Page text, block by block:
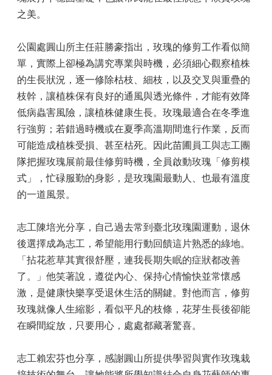
之美。
公園處圓山所主任莊勝豪指出，玫瑰的修剪工作看似簡
單，實際上卻極為講究專業與時機，必須細心觀察植株
的生長狀況，逐一修除枯枝、細枝，以及交叉與重疊的
枝幹，讓植株保有良好的通風與透光條件，才能有效降
低病蟲害風險，讓植株健康生長。玫瑰最適合在冬季進
行強剪；若錯過時機或在夏季高溫期間進行作業，反而
可能造成植株受損、甚至枯死。因此苗圃員工與志工團
隊把握玫瑰展前最佳修剪時機，全員啟動玫瑰「修剪模
式」，忙碌服勤的身影，是玫瑰園最動人、也最有溫度
的一道風景。
志工陳培光分享，自己過去常到臺北玫瑰園運動，退休
後選擇成為志工，希望能用行動回饋這片熟悉的綠地。
「拈花惹草其實很舒壓，連我長期失眠的症狀都改善
了。」他笑著說，遵從內心、保持心情愉快並常懷感
激，是健康快樂享受退休生活的關鍵。對他而言，修剪
玫瑰就像人生縮影，看似平凡的枝條，花芽生長後卻能
在瞬間綻放，只要用心，處處都藏著驚喜。
志工賴宏芬也分享，感謝圓山所提供學習與實作玫瑰栽